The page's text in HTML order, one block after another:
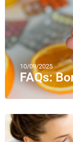
10/09/2025
FAQs: